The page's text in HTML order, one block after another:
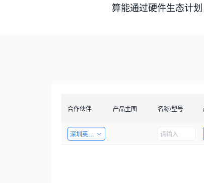
算能通过硬件生态计
合作伙伴 产品主图 名称/型号
深圳英飞拓科技股份有限公司